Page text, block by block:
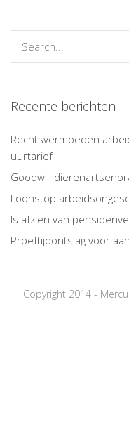
Recente berichten
Rechtsvermoeden
uurtarief
Goodwill
Loonstop
Is afzien van
Proeftijdontslag voor
Copyright 2014 -